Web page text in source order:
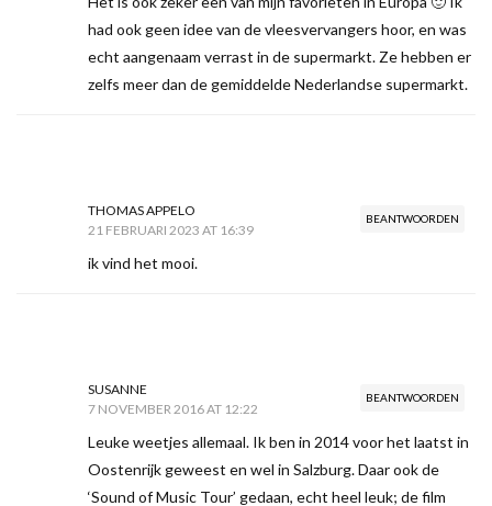
had ook geen idee van de vleesvervangers hoor, en was
echt aangenaam verrast in de supermarkt. Ze hebben er
zelfs meer dan de gemiddelde Nederlandse supermarkt.
BEANTWOORDEN
THOMAS APPELO
21 FEBRUARI 2023 AT 16:39
ik vind het mooi.
BEANTWOORDEN
SUSANNE
7 NOVEMBER 2016 AT 12:22
Leuke weetjes allemaal. Ik ben in 2014 voor het laatst in
Oostenrijk geweest en wel in Salzburg. Daar ook de
‘Sound of Music Tour’ gedaan, echt heel leuk; de film